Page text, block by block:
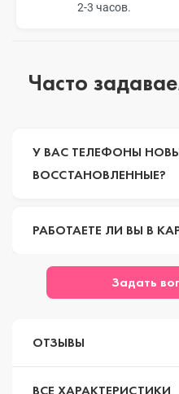
2-3 часов.
Часто
У ВАС ТЕЛЕФОНЫ
ВОССТАНОВЛЕННЫЕ?
РАБОТАЕТЕ ЛИ ВЫ В
Задать
ОТЗЫВЫ
ВСЕ ХАРАКТЕРИСТИКИ